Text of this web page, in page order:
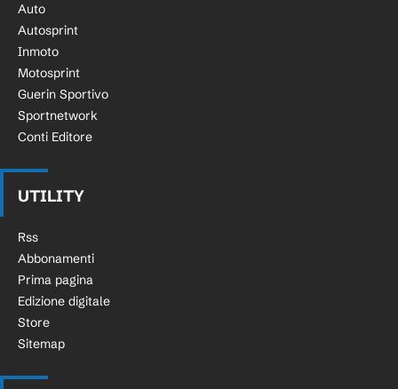
Auto
Autosprint
Inmoto
Motosprint
Guerin Sportivo
Sportnetwork
Conti Editore
UTILITY
Rss
Abbonamenti
Prima pagina
Edizione digitale
Store
Sitemap